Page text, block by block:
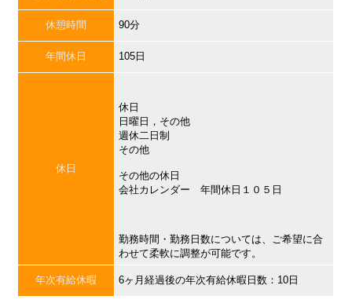
休憩時間 90分
年間休日 105日
休日
休日
日曜日，その他
週休二日制
その他
その他の休日
会社カレンダー 年間休日１０５日
勤務時間・勤務日数については、ご希望に合
わせて柔軟に調整が可能です。
年次有給休暇 6ヶ月経過後の年次有給休暇日数：10日